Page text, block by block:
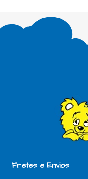
Fretes e Envios